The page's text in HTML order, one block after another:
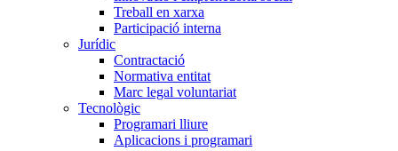
Treball en xarxa
Participació interna
Jurídic
Contractació
Normativa entitat
Marc legal voluntariat
Tecnològic
Programari lliure
Aplicacions i programari